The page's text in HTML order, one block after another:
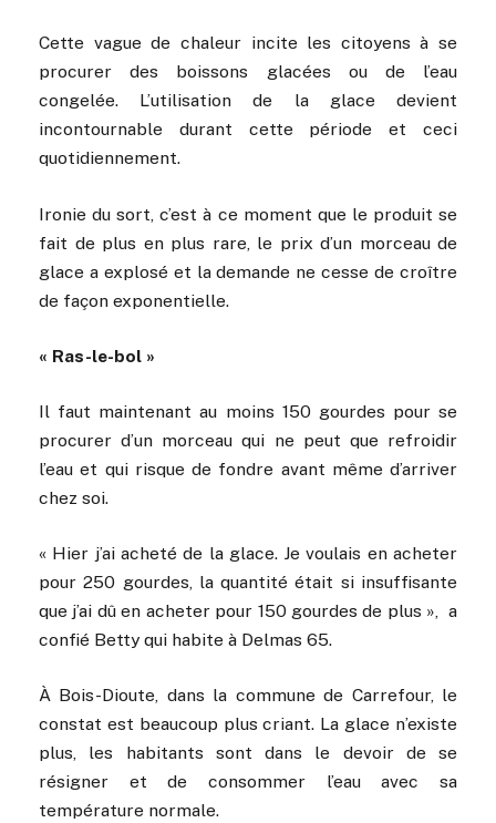
Cette vague de chaleur incite les citoyens à se
procurer des boissons glacées ou de l’eau
congelée. L’utilisation de la glace devient
incontournable durant cette période et ceci
quotidiennement.
Ironie du sort, c’est à ce moment que le produit se
fait de plus en plus rare, le prix d’un morceau de
glace a explosé et la demande ne cesse de croître
de façon exponentielle.
« Ras-le-bol »
Il faut maintenant au moins 150 gourdes pour se
procurer d’un morceau qui ne peut que refroidir
l’eau et qui risque de fondre avant même d’arriver
chez soi.
« Hier j’ai acheté de la glace. Je voulais en acheter
pour 250 gourdes, la quantité était si insuffisante
que j’ai dû en acheter pour 150 gourdes de plus », a
confié Betty qui habite à Delmas 65.
À Bois-Dioute, dans la commune de Carrefour, le
constat est beaucoup plus criant. La glace n’existe
plus, les habitants sont dans le devoir de se
résigner et de consommer l’eau avec sa
température normale.